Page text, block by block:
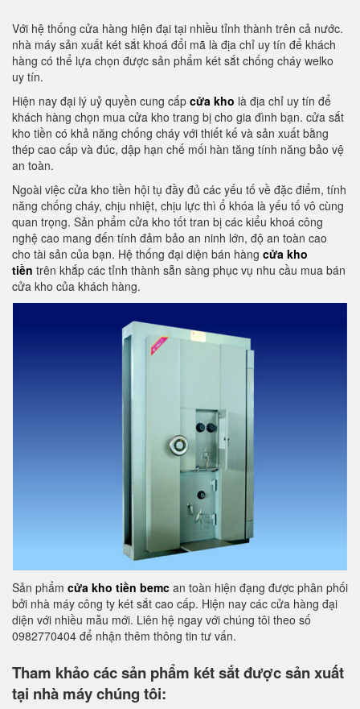
Với hệ thống cửa hàng hiện đại tại nhiều tỉnh thành trên cả nước.
nhà máy sản xuất két sắt khoá đổi mã là địa chỉ uy tín để khách
hàng có thể lựa chọn được sản phẩm két sắt chống cháy welko
uy tín.
Hiện nay đại lý uỷ quyền cung cấp cửa kho là địa chỉ uy tín để
khách hàng chọn mua cửa kho trang bị cho gia đình bạn. cửa sắt
kho tiền có khả năng chống cháy với thiết kế và sản xuất bằng
thép cao cấp và đúc, dập hạn chế mối hàn tăng tính năng bảo vệ
an toàn.
Ngoài việc cửa kho tiền hội tụ đầy đủ các yếu tố về đặc điểm, tính
năng chống cháy, chịu nhiệt, chịu lực thì ổ khóa là yếu tố vô cùng
quan trọng. Sản phẩm cửa kho tốt tran bị các kiểu khoá công
nghệ cao mang đến tính đảm bảo an ninh lớn, độ an toàn cao
cho tài sản của bạn. Hệ thống đại diện bán hàng cửa kho
tiền trên khắp các tỉnh thành sẵn sàng phục vụ nhu cầu mua bán
cửa kho của khách hàng.
Sản phẩm cửa kho tiền bemc an toàn hiện đạng được phân phối
bởi nhà máy công ty két sắt cao cấp. Hiện nay các cửa hàng đại
diện với nhiều mẫu mới. Liên hệ ngay với chúng tôi theo số
0982770404 để nhận thêm thông tin tư vấn.
Tham khảo các sản phẩm két sắt được sản xuất
tại nhà máy chúng tôi: